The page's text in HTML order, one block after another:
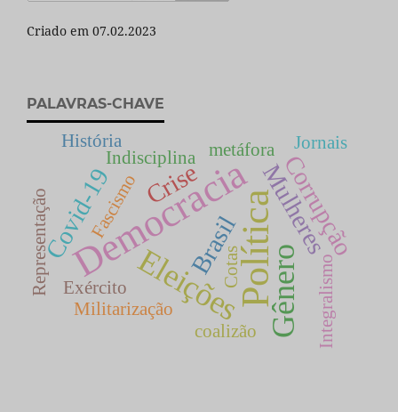
Criado em 07.02.2023
PALAVRAS-CHAVE
Democracia
Política
Eleições Gênero
Mulheres
Crise Corrupção
Brasil
Covid-19
Representação
metáfora
Fascismo
Integralismo
coalizão
Cotas
Indisciplina
Jornais
Exército
Militarização
História